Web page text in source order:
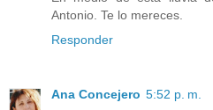
Antonio. Te lo mereces.
Responder
Ana Concejero 5:52 p. m.